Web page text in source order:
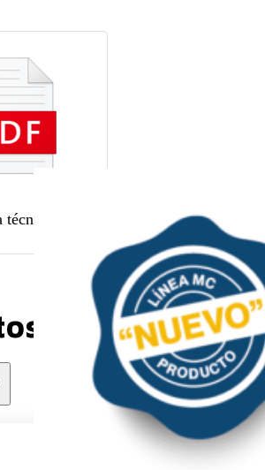
Relacionados